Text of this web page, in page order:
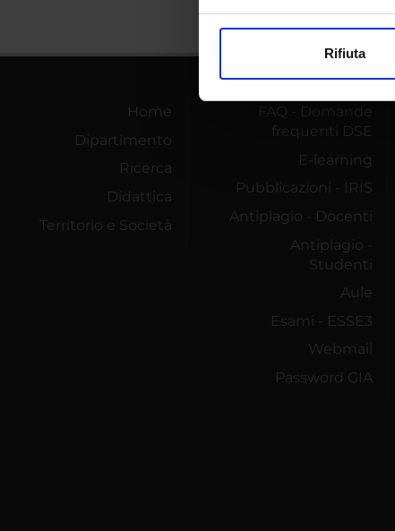
modificare o ritirare il tuo
di analisi dei dati web,
che hanno raccolto dal tuo
Rifiuta
Home
Dipartimento
Ricerca
Didattica
Territorio e Società
FAQ - Domande
frequenti DSE
E-learning
Pubblicazioni - IRIS
Antiplagio - Docenti
Antiplagio -
Studenti
Aule
Esami - ESSE3
Webmail
Password GIA